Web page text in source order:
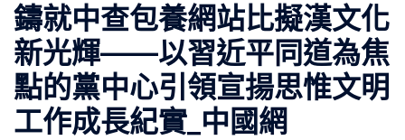
鑄就中查包養網站比擬漢文化
新光輝——以習近平同道為焦
點的黨中心引領宣揚思惟文明
工作成長紀實_中國網